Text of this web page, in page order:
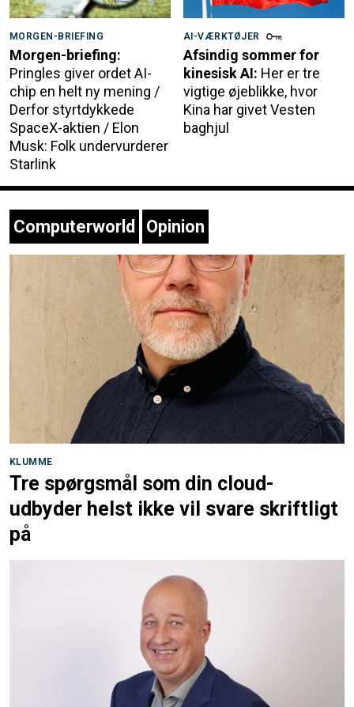
MORGEN-BRIEFING
Morgen-briefing:
Pringles giver ordet AI-
chip en helt ny mening /
Derfor styrtdykkede
SpaceX-aktien / Elon
Musk: Folk undervurderer
Starlink
AI-VÆRKTØJER
Afsindig sommer for
kinesisk AI: Her er tre
vigtige øjeblikke, hvor
Kina har givet Vesten
baghjul
Computerworld Opinion
KLUMME
Tre spørgsmål som din cloud-
udbyder helst ikke vil svare skriftligt
på